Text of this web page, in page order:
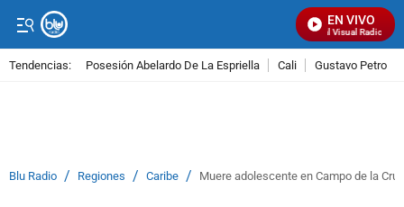
EN VIVO
Señal Visual Radio
Tendencias: Posesión Abelardo De La Espriella Cali Gustavo Petro
Blu Radio / Regiones / Caribe / Muere adolescente en Campo de la